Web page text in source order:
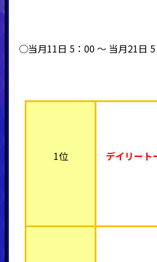
○当月11日 5：00 ～ 当月21日
1位 デイリート